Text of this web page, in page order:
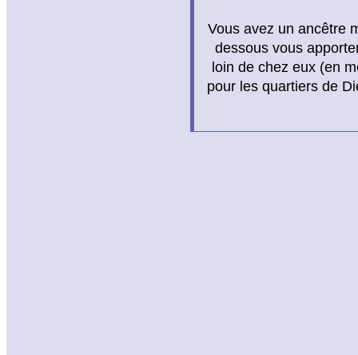
Vous avez un ancêtre
dessous vous
loin de chez eux (en
pour les quartiers de